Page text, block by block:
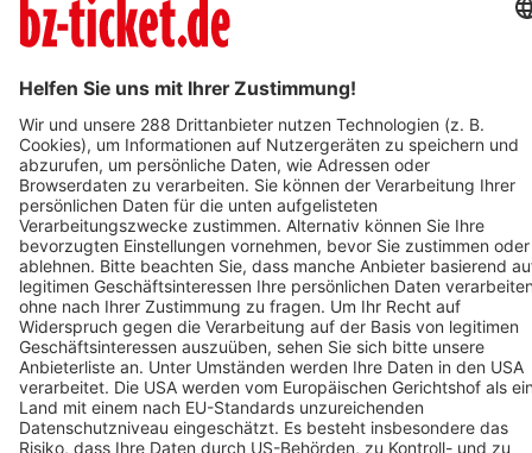
BZ-Card
Freiburg im Breisgau
Wolfgang Amadeus Mozart
05. Januar 2027